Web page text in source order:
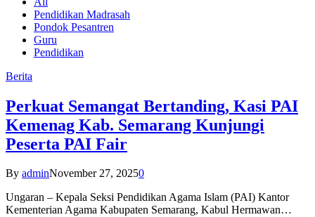
Pendidikan Madrasah
Pondok Pesantren
Guru
Pendidikan
Berita
Perkuat Semangat Bertanding, Kasi PAI
Kemenag Kab. Semarang Kunjungi
Peserta PAI Fair
By adminNovember 27, 20250
Ungaran – Kepala Seksi Pendidikan Agama Islam (PAI) Kantor
Kementerian Agama Kabupaten Semarang, Kabul Hermawan…